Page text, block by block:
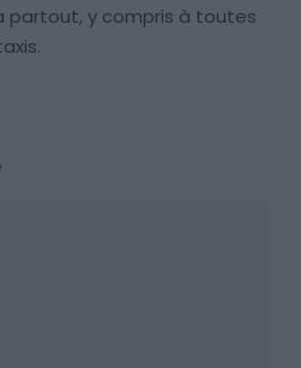
partout, y compris à toutes